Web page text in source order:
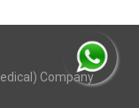
Company